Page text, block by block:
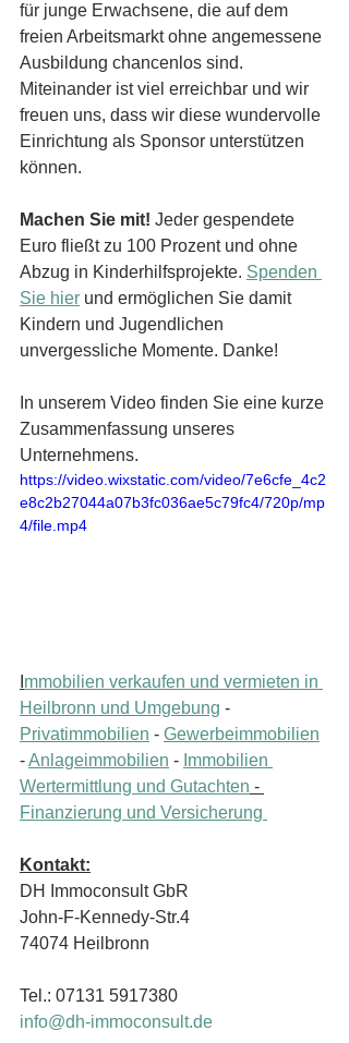
für junge Erwachsene, die auf dem
freien Arbeitsmarkt ohne angemessene
Ausbildung chancenlos sind.
Miteinander ist viel erreichbar und wir
freuen uns, dass wir diese wundervolle
Einrichtung als Sponsor unterstützen
können.
Machen Sie mit! Jeder gespendete
Euro fließt zu 100 Prozent und ohne
Abzug in Kinderhilfsprojekte. Spenden
Sie hier und ermöglichen Sie damit
Kindern und Jugendlichen
unvergessliche Momente. Danke!
In unserem Video finden Sie eine kurze
Zusammenfassung unseres
Unternehmens.
https://video.wixstatic.com/video/7e6cfe_4c2
e8c2b27044a07b3fc036ae5c79fc4/720p/mp
4/file.mp4
mmobilien verkaufen und vermieten in
Heilbronn und Umgebung -
Privatimmobilien - Gewerbeimmobilien
- Anlageimmobilien - Immobilien
Wertermittlung und Gutachten -
Finanzierung und Versicherung
Kontakt:
DH Immoconsult GbR
John-F-Kennedy-Str.4
74074 Heilbronn
Tel.: 07131 5917380
info@dh-immoconsult.de